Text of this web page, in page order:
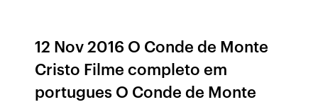
12 Nov 2016 O Conde de Monte
Cristo Filme completo em
portugues O Conde de Monte